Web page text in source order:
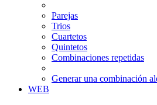
Parejas
Trios
Cuartetos
Quintetos
Combinaciones repetidas
Generar una combinación
WEB